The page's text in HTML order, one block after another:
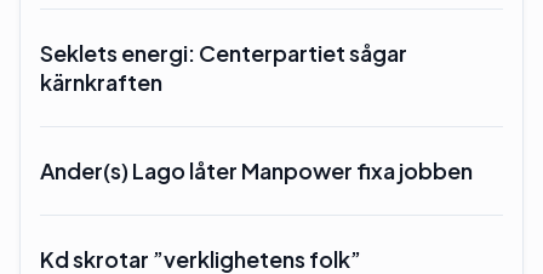
Seklets energi: Centerpartiet sågar
kärnkraften
Ander(s) Lago låter Manpower fixa jobben
Kd skrotar ”verklighetens folk”